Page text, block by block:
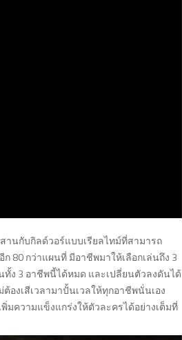
นกับกิลด์วอร์แบบเรียลไทม์ที่สามารถ
ก 80 กว่าแผนที่ มีอาชีพมาให้เลือกเล่นถึง 3
ทั้ง 3 อาชีพนี้ได้หมด และเปลี่ยนตัวลงดันได้
องเสีเวลามาปั้นเวลให้ทุกอาชีพนั่นเอง
มความแข็งแกร่งให้ตัวละครได้อย่างเต็มที่